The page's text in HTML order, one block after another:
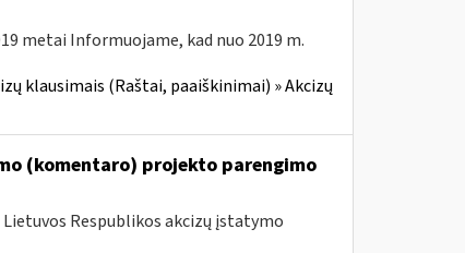
metai Informuojame, kad nuo 2019 m.
klausimais (Raštai, paaiškinimai) » Akcizų
(komentaro) projekto parengimo
Respublikos akcizų įstatymo